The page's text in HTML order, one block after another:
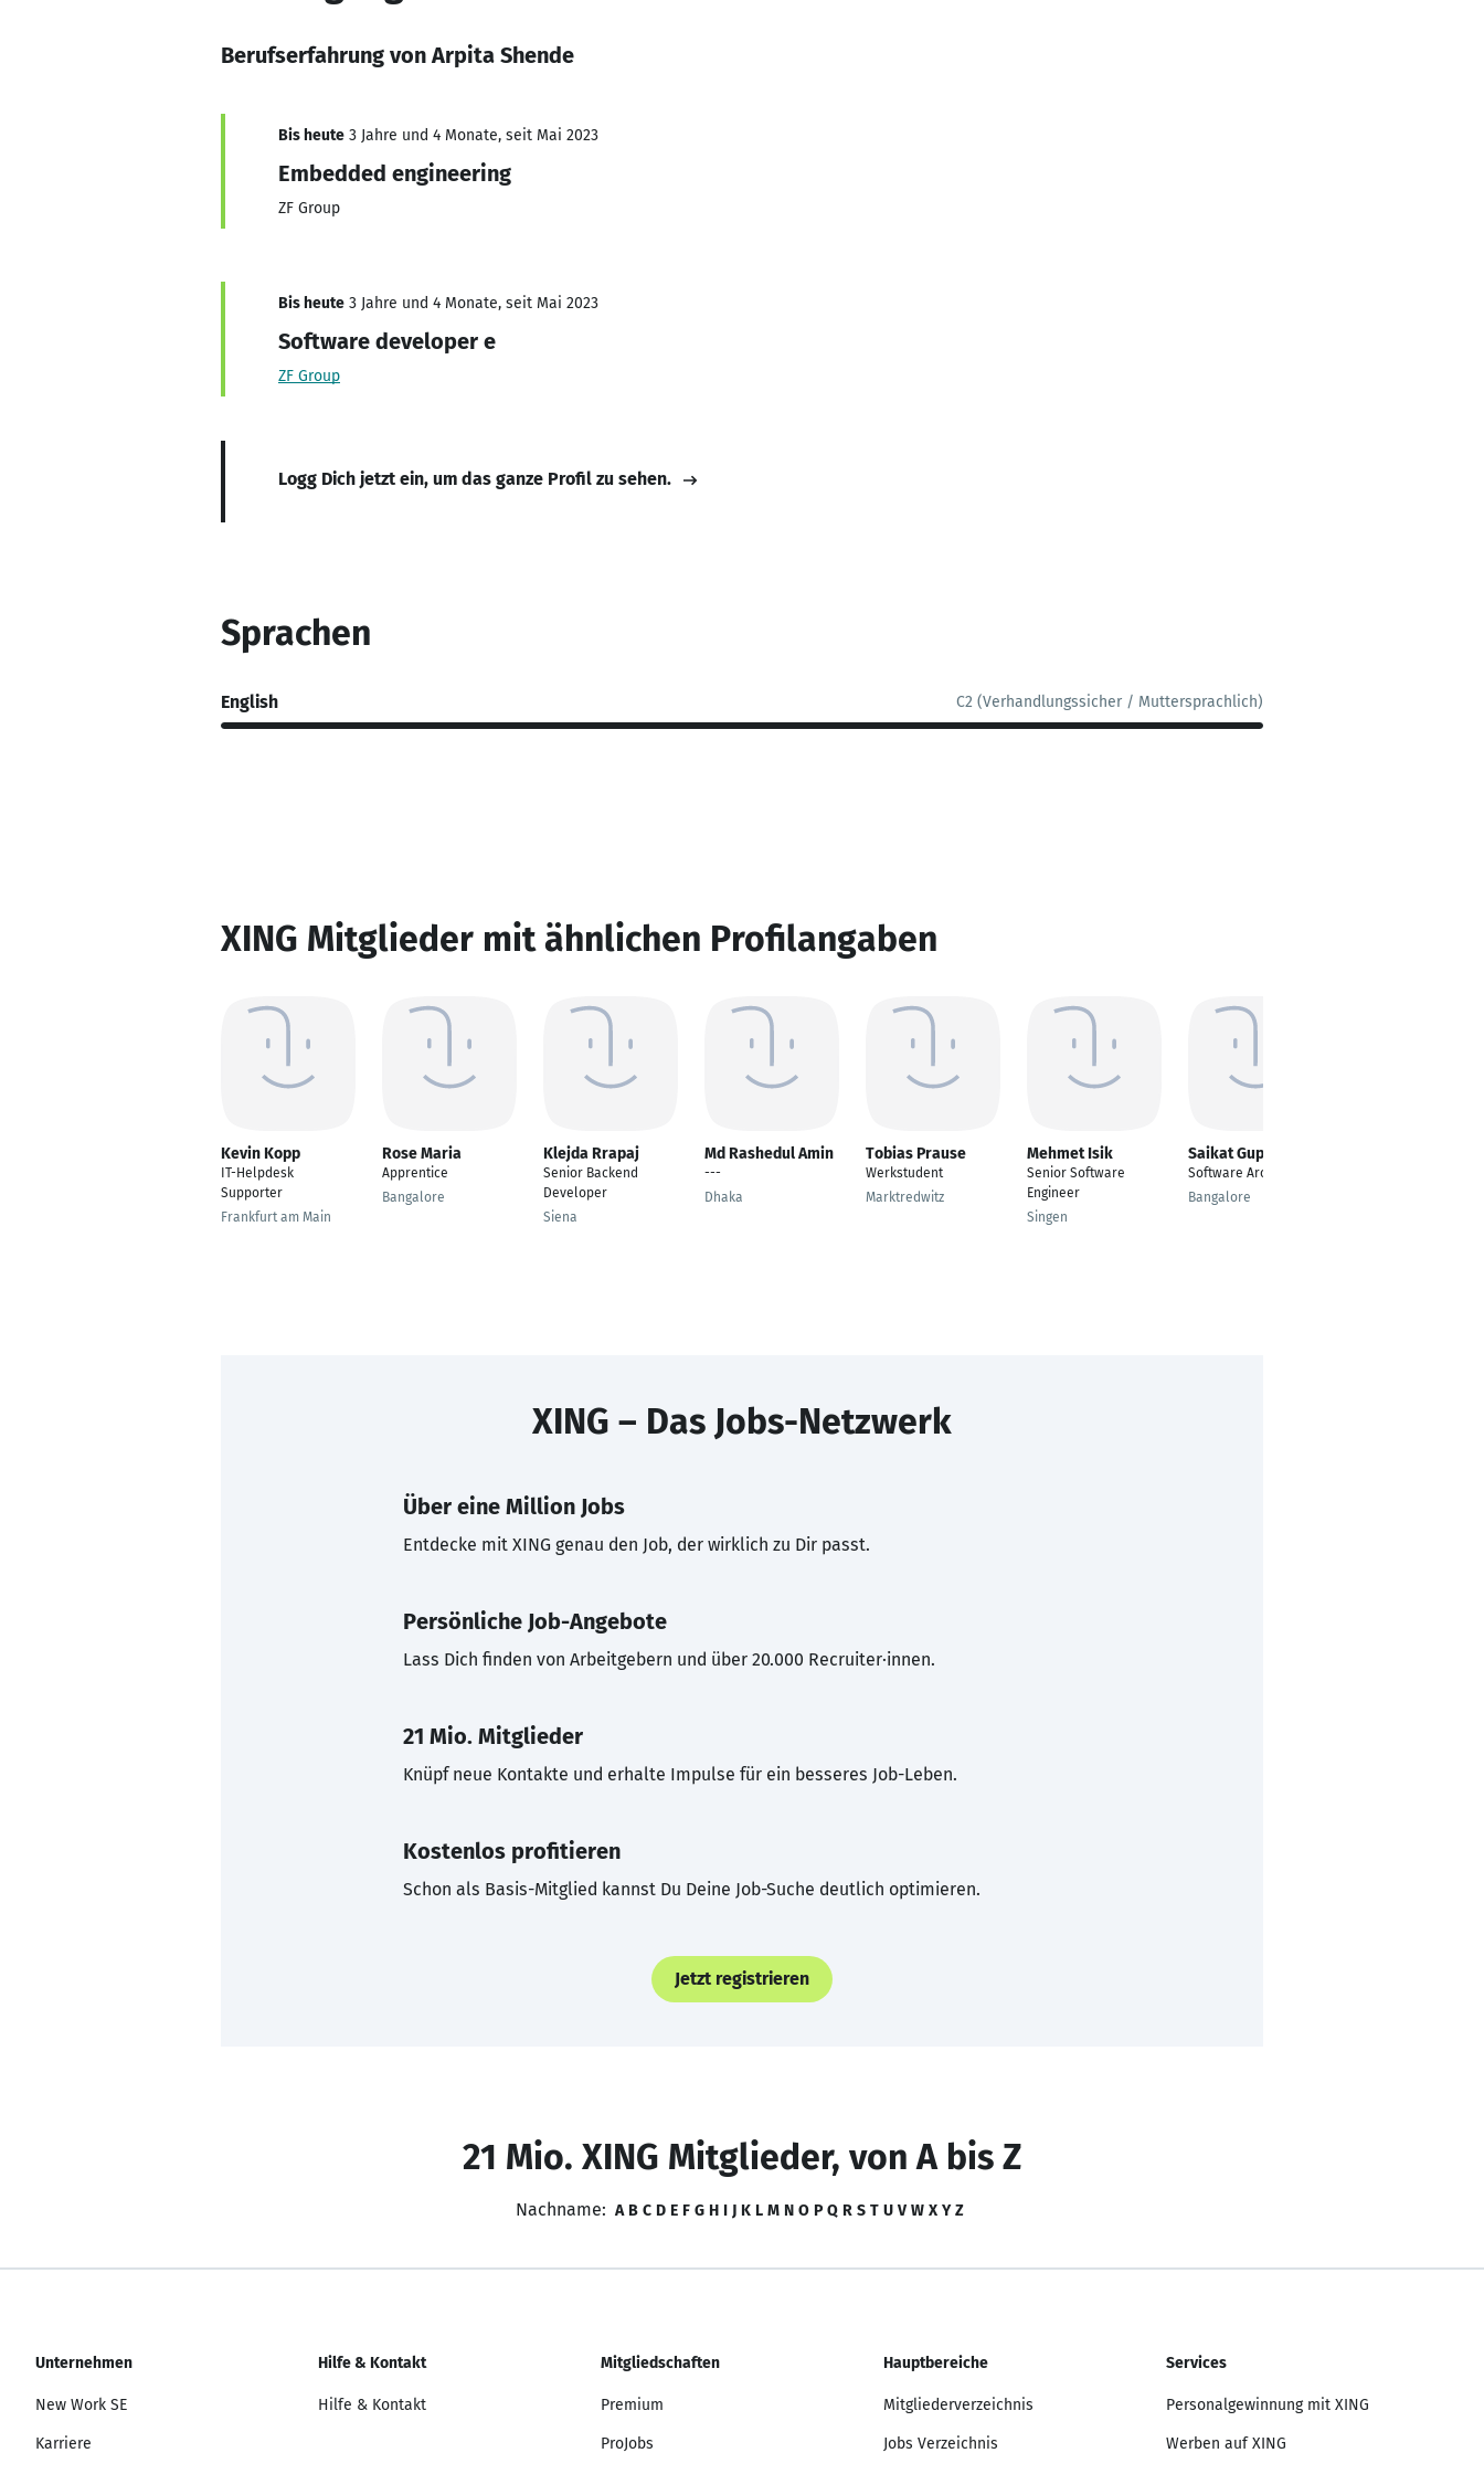
Berufserfahrung von Arpita Shende
Bis heute 3 Jahre und 4 Monate, seit Mai 2023
Embedded engineering
ZF Group
Bis heute 3 Jahre und 4 Monate, seit Mai 2023
Software developer e
ZF Group
Logg Dich jetzt ein, um das ganze Profil zu sehen.
Sprachen
English C2 (Verhandlungssicher / Muttersprachlich)
XING Mitglieder mit ähnlichen Profilangaben
Kevin Kopp
IT-Helpdesk
Supporter
Frankfurt am Main
Rose Maria
Apprentice
Bangalore
Klejda Rrapaj
Senior Backend
Developer
Siena
Md Rashedul Amin
---
Dhaka
Tobias Prause
Werkstudent
Marktredwitz
Mehmet Isik
Senior Software
Engineer
Singen
Saikat Gupta
Software Architect
Bangalore
XING – Das Jobs-Netzwerk
Über eine Million Jobs
Entdecke mit XING genau den Job, der wirklich zu Dir passt.
Persönliche Job-Angebote
Lass Dich finden von Arbeitgebern und über 20.000 Recruiter·innen.
21 Mio. Mitglieder
Knüpf neue Kontakte und erhalte Impulse für ein besseres Job-Leben.
Kostenlos profitieren
Schon als Basis-Mitglied kannst Du Deine Job-Suche deutlich optimieren.
Jetzt registrieren
21 Mio. XING Mitglieder, von A bis Z
Nachname: A B C D E F G H I J K L M N O P Q R S T U V W X Y Z
Unternehmen
New Work SE
Karriere
Hilfe & Kontakt
Hilfe & Kontakt
Mitgliedschaften
Premium
ProJobs
Hauptbereiche
Mitgliederverzeichnis
Jobs Verzeichnis
Services
Personalgewinnung mit XING
Werben auf XING